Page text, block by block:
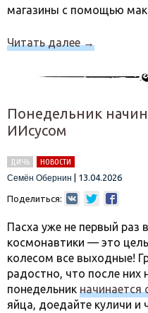
магазины с помощью
Читать далее→
Понедельник
ИИсусом
ДИЧЬ
НОВОСТИ
Семён Обернин
13.04.2026
Поделиться:
Пасха уже не первый раз
космонавтики — это
колесом все выходные!
радостно, что после них
понедельник начинается
яйца, доедайте куличи